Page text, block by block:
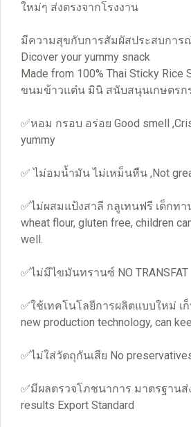
ใหม่ๆ ส่งตรงจากโรงงาน
มีความสุขกับการสัมผัสประสบการ
Dicover your yummy snack
Made from 100% Thai Sticky Rice
ขนมข้าวแต๋น มินิ สนับสนุนเกษตรก
✅หอม กรอบ อร่อย Good smell
yummy
✅ ไม่อมน้ำมัน ไม่เหม็นหืน ,Not
✅ไม่ผสมแป้งสาลี กลูเทนฟรี เด็กท
wheat flour, gluten free, children
well.
✅ไม่มีไขมันทรานซ์ NO TRANSFAT
✅ใช้เทคโนโลยีการผลิตแบบใหม่ เ
new production technology, can
✅ไม่ใส่วัตถุกันเสีย No
✅มีผลตรวจโภชนาการ มาตรฐานส่
results Export Standard